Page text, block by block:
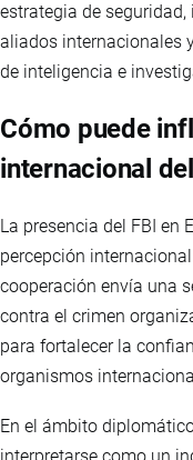
estrategia de
aliados internacionales
de inteligencia e
Cómo puede
internacional
La presencia del FBI en
percepción
cooperación envía una
contra el crimen
para fortalecer la
organismos
En el ámbito